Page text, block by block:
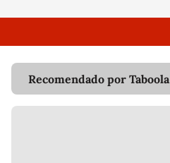
Recomendado por Taboola